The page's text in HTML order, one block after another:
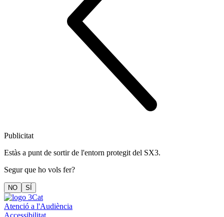
Publicitat
Estàs a punt de sortir de l'entorn protegit del SX3.
Segur que ho vols fer?
NO SÍ
Atenció a l'Audiència
Accessibilitat